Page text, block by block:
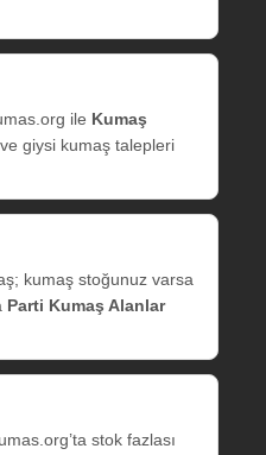
ile Kumaş
giysi kumaş talepleri
kumaş stoğunuz varsa
Parti Kumaş Alanlar
stok fazlası